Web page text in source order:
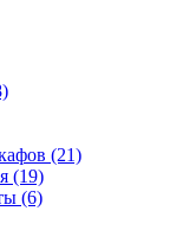
(21)
(19)
(6)